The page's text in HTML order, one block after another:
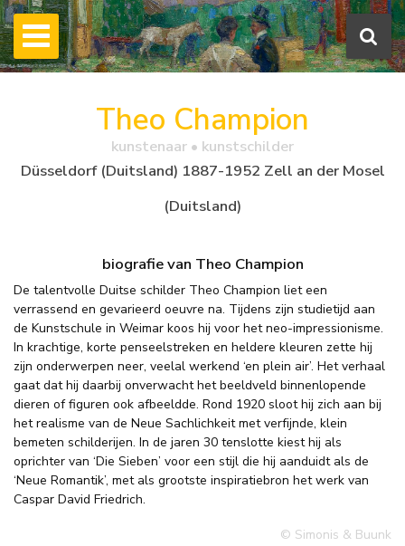
Theo Champion
kunstenaar • kunstschilder
Düsseldorf (Duitsland) 1887-1952 Zell an der Mosel
(Duitsland)
biografie van Theo Champion
De talentvolle Duitse schilder Theo Champion liet een
verrassend en gevarieerd oeuvre na. Tijdens zijn studietijd aan
de Kunstschule in Weimar koos hij voor het neo-impressionisme.
In krachtige, korte penseelstreken en heldere kleuren zette hij
zijn onderwerpen neer, veelal werkend ‘en plein air’. Het verhaal
gaat dat hij daarbij onverwacht het beeldveld binnenlopende
dieren of figuren ook afbeeldde. Rond 1920 sloot hij zich aan bij
het realisme van de Neue Sachlichkeit met verfijnde, klein
bemeten schilderijen. In de jaren 30 tenslotte kiest hij als
oprichter van ‘Die Sieben’ voor een stijl die hij aanduidt als de
‘Neue Romantik’, met als grootste inspiratiebron het werk van
Caspar David Friedrich.
© Simonis & Buunk